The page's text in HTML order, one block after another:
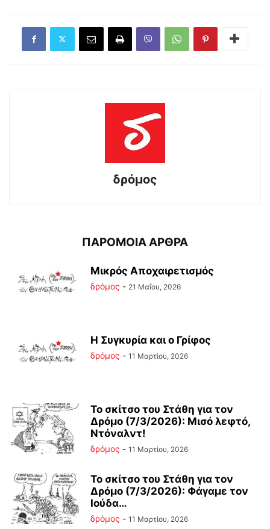
δρόμος
ΠΑΡΟΜΟΙΑ ΑΡΘΡΑ
Μικρός Αποχαιρετισμός
δρόμος - 21 Μαΐου, 2026
Η Συγκυρία και ο Γρίφος
δρόμος - 11 Μαρτίου, 2026
Το σκίτσο του Στάθη για τον
Δρόμο (7/3/2026): Μισό λεφτό,
Ντόναλντ!
δρόμος - 11 Μαρτίου, 2026
Το σκίτσο του Στάθη για τον
Δρόμο (7/3/2026): Φάγαμε τον
Ιούδα…
δρόμος - 11 Μαρτίου, 2026